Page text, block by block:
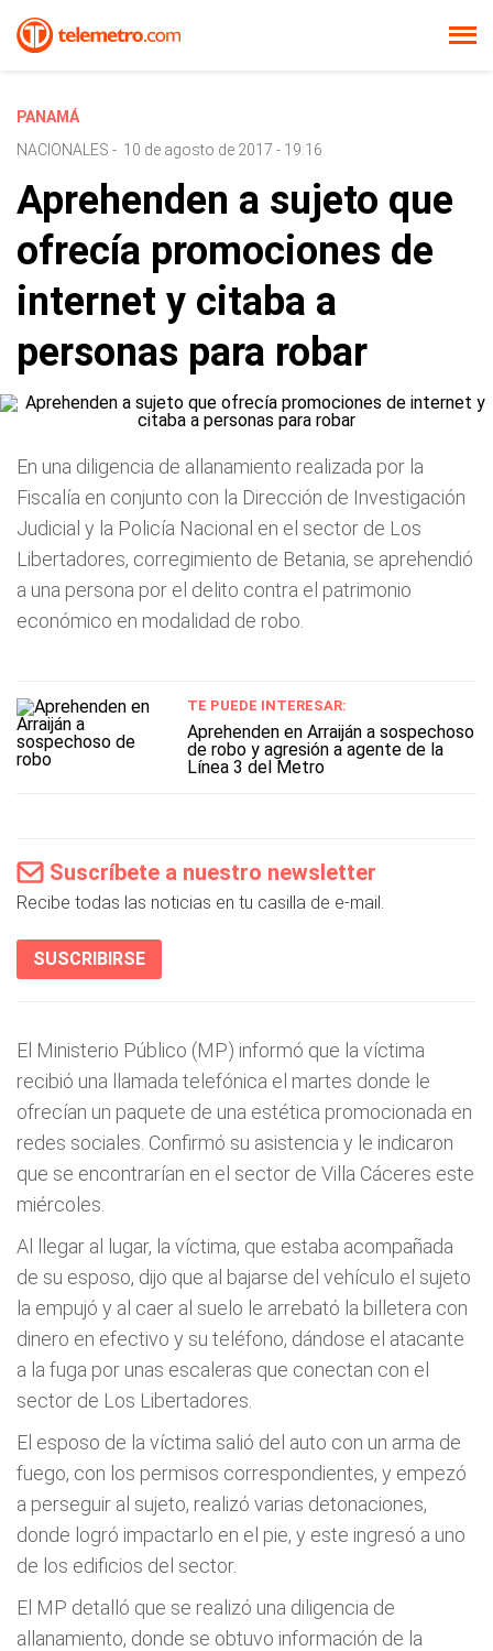
PANAMÁ
NACIONALES - 10 de agosto de 2017 - 19:16
Aprehenden a sujeto que
ofrecía promociones de
internet y citaba a
personas para robar
En una diligencia de allanamiento realizada por la
Fiscalía en conjunto con la Dirección de Investigación
Judicial y la Policía Nacional en el sector de Los
Libertadores, corregimiento de Betania, se aprehendió
a una persona por el delito contra el patrimonio
económico en modalidad de robo.
TE PUEDE INTERESAR:
Aprehenden en Arraiján a sospechoso
de robo y agresión a agente de la
Línea 3 del Metro
Suscríbete a nuestro newsletter
Recibe todas las noticias en tu casilla de e-mail.
SUSCRIBIRSE
El Ministerio Público (MP) informó que la víctima
recibió una llamada telefónica el martes donde le
ofrecían un paquete de una estética promocionada en
redes sociales. Confirmó su asistencia y le indicaron
que se encontrarían en el sector de Villa Cáceres este
miércoles.
Al llegar al lugar, la víctima, que estaba acompañada
de su esposo, dijo que al bajarse del vehículo el sujeto
la empujó y al caer al suelo le arrebató la billetera con
dinero en efectivo y su teléfono, dándose el atacante
a la fuga por unas escaleras que conectan con el
sector de Los Libertadores.
El esposo de la víctima salió del auto con un arma de
fuego, con los permisos correspondientes, y empezó
a perseguir al sujeto, realizó varias detonaciones,
donde logró impactarlo en el pie, y este ingresó a uno
de los edificios del sector.
El MP detalló que se realizó una diligencia de
allanamiento, donde se obtuvo información de la